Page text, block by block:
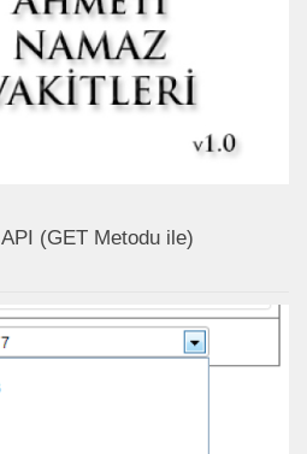
(GET Metodu ile)